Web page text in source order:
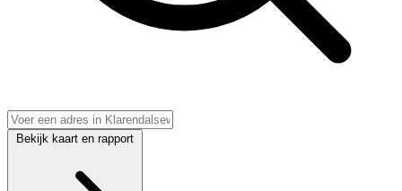
Bekijk kaart en rapport